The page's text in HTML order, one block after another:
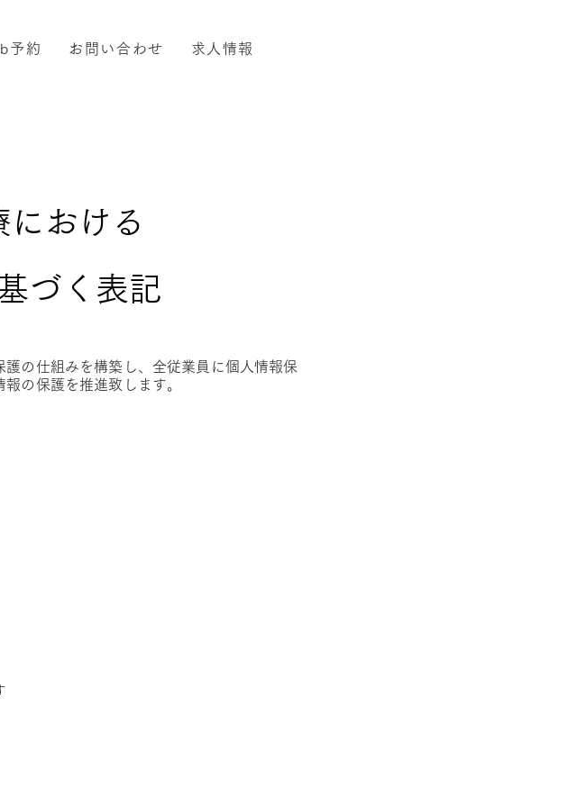
予約 お問い合わせ 求人情報
における
づく表記
の仕組みを構築し、全従業員に個人情報保
の保護を推進致します。